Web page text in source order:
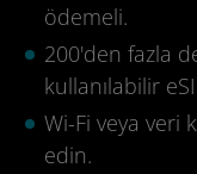
ödemeli.
200'den fazla
kullanılabilir
Wi-Fi veya veri
edin.